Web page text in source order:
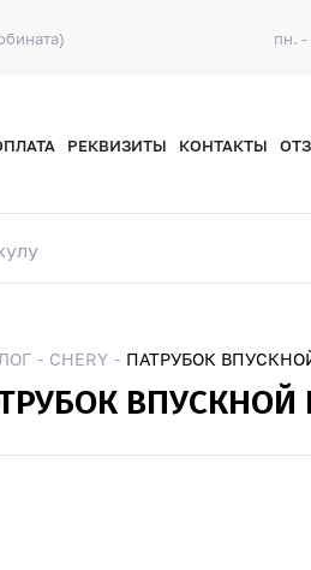
пн. -
РЕКВИЗИТЫ КОНТАКТЫ
CHERY ПАТРУБОК ВПУСКНОЙ
ВПУСКНОЙ